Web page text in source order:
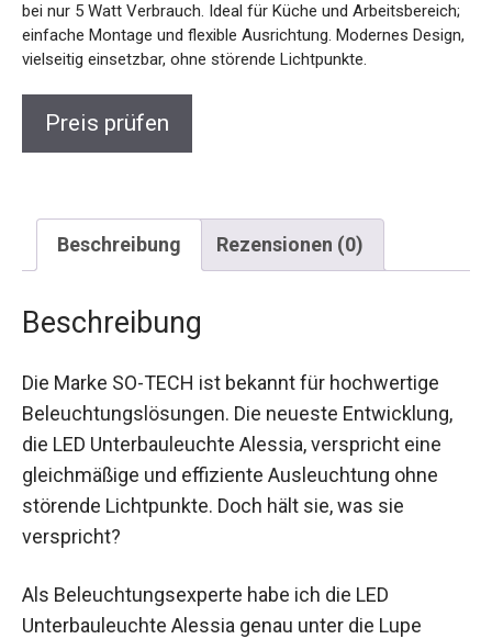
bei nur 5 Watt Verbrauch. Ideal für Küche und Arbeitsbereich;
einfache Montage und flexible Ausrichtung. Modernes Design,
vielseitig einsetzbar, ohne störende Lichtpunkte.
Preis prüfen
Beschreibung Rezensionen (0)
Beschreibung
Die Marke SO-TECH ist bekannt für hochwertige
Beleuchtungslösungen. Die neueste Entwicklung,
die LED Unterbauleuchte Alessia, verspricht eine
gleichmäßige und effiziente Ausleuchtung ohne
störende Lichtpunkte. Doch hält sie, was sie
verspricht?
Als Beleuchtungsexperte habe ich die LED
Unterbauleuchte Alessia genau unter die Lupe